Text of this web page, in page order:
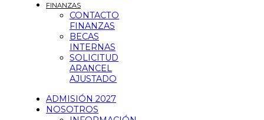
FINANZAS
CONTACTO
FINANZAS
BECAS
INTERNAS
SOLICITUD
ARANCEL
AJUSTADO
ADMISIÓN 2027
NOSOTROS